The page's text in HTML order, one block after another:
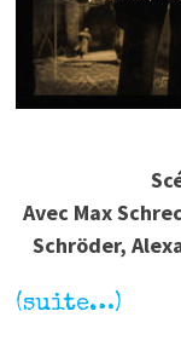
Avec Max
Schröder,
(suite…)